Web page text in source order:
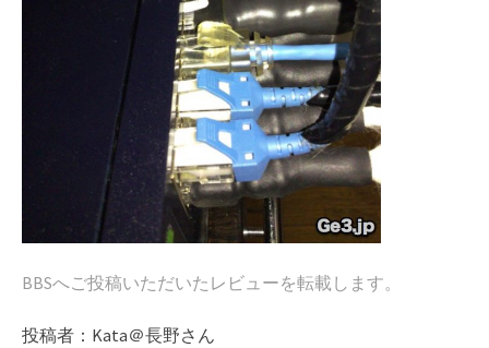
BBSへご投稿いただいたレビューを転載します。
投稿者：Kata＠長野さん